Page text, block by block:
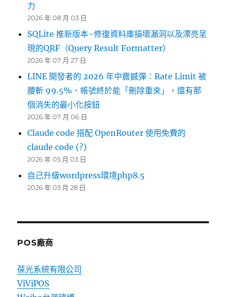
力
2026 年 08 月 03 日
SQLite 推新版本~修復資料庫損壞漏洞以及漂亮呈
現的QRF（Query Result Formatter）
2026 年 07 月 27 日
LINE 開發者的 2026 年中震撼彈：Rate Limit 被
腰斬 99.5%、帳號終於能「刪除重來」，還有那
個消失的最小化按鈕
2026 年 07 月 06 日
Claude code 搭配 OpenRouter 使用免費的
claude code (?)
2026 年 05 月 03 日
自己升級wordpress環境php8.5
2026 年 03 月 28 日
POS廠商
葆光系統有限公司
ViViPOS